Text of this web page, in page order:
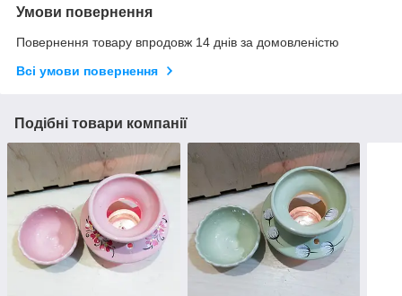
Умови повернення
Повернення товару впродовж 14 днів за домовленістю
Всі умови повернення
Подібні товари компанії